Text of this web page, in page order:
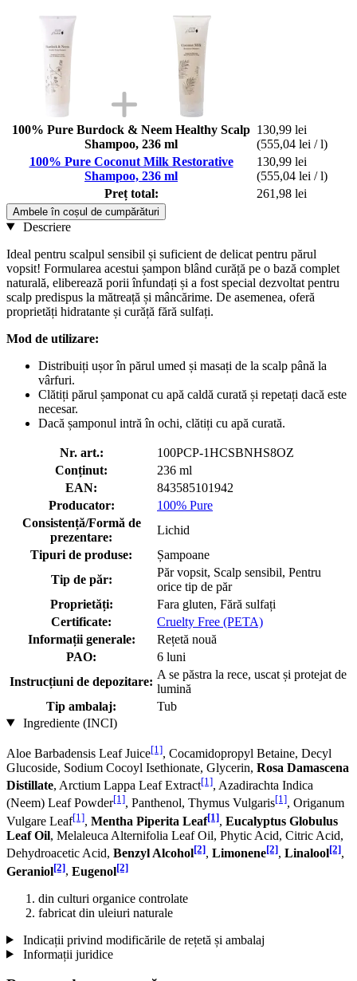
100% Pure Burdock & Neem Healthy Scalp
Shampoo, 236 ml
130,99 lei
(555,04 lei / l)
100% Pure Coconut Milk Restorative
Shampoo, 236 ml
130,99 lei
(555,04 lei / l)
Preț total:
261,98 lei
Ambele în coșul de cumpărături
Descriere
Ideal pentru scalpul sensibil și suficient de delicat pentru părul
vopsit! Formularea acestui șampon blând curăță pe o bază complet
naturală, eliberează porii înfundați și a fost special dezvoltat pentru
scalp predispus la mătreață și mâncărime. De asemenea, oferă
proprietăți hidratante și curăță fără sulfați.
Mod de utilizare:
Distribuiți ușor în părul umed și masați de la scalp până la
vârfuri.
Clătiți părul șamponat cu apă caldă curată și repetați dacă este
necesar.
Dacă șamponul intră în ochi, clătiți cu apă curată.
Nr. art.:
100PCP-1HCSBNHS8OZ
Conținut:
236 ml
EAN:
843585101942
Producator:
100% Pure
Consistență/Formă de
prezentare:
Lichid
Tipuri de produse:
Șampoane
Tip de păr:
Păr vopsit, Scalp sensibil, Pentru
orice tip de păr
Proprietăți:
Fara gluten, Fără sulfați
Certificate:
Cruelty Free (PETA)
Informații generale:
Rețetă nouă
PAO:
6 luni
Instrucțiuni de depozitare:
A se păstra la rece, uscat și protejat de
lumină
Tip ambalaj:
Tub
Ingrediente (INCI)
Aloe Barbadensis Leaf Juice[1], Cocamidopropyl Betaine, Decyl
Glucoside, Sodium Cocoyl Isethionate, Glycerin, Rosa Damascena
Distillate, Arctium Lappa Leaf Extract[1], Azadirachta Indica
(Neem) Leaf Powder[1], Panthenol, Thymus Vulgaris[1], Origanum
Vulgare Leaf[1], Mentha Piperita Leaf[1], Eucalyptus Globulus
Leaf Oil, Melaleuca Alternifolia Leaf Oil, Phytic Acid, Citric Acid,
Dehydroacetic Acid, Benzyl Alcohol[2], Limonene[2], Linalool[2],
Geraniol[2], Eugenol[2]
din culturi organice controlate
fabricat din uleiuri naturale
Indicații privind modificările de rețetă și ambalaj
Informații juridice